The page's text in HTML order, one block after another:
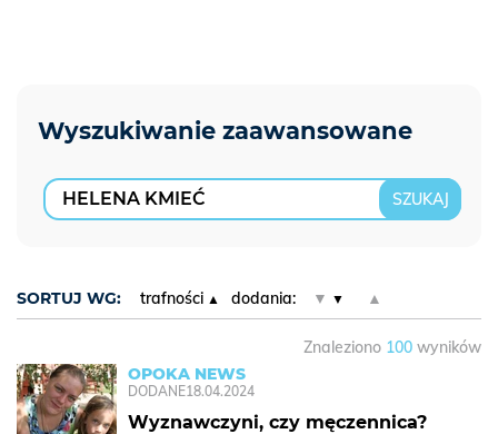
SORTUJ WG: trafności dodania: ▼ ▲
Znaleziono 100 wyników
OPOKA NEWS
DODANE18.04.2024
Wyznawczyni, czy męczennica?